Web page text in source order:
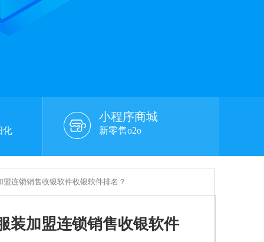
化
小程序商城
新零售o2o
连锁销售收银软件收银软件排名？
装加盟连锁销售收银软件